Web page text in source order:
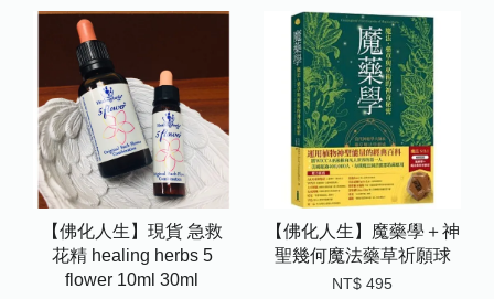
【佛化人生】現貨 急救
花精 healing herbs 5
flower 10ml 30ml
【佛化人生】魔藥學＋神
聖幾何魔法藥草祈願球
NT$ 495